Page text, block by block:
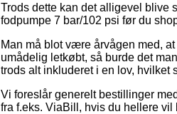
Trods dette kan det alligevel blive
fodpumpe 7 bar/102 psi før du
Man må blot være årvågen med,
umådelig letkøbt, så burde det
trods alt inkluderet i en lov,
Vi foreslår generelt bestillinger
fra f.eks. ViaBill, hvis du hellere